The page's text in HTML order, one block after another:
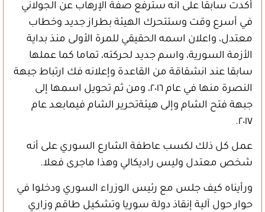
أكدت سابقا على انه سترفع صفة الإرهاب عن الجولاني
في أسرع وقت وستتحرك الهيئة بطراز جديد وخطاب
معتدل، واعلان اسمه الحقيقي للمرة الأولى منذ بداية
الأزمة السورية، واسم جديد لحركته، تماما كما عملها
سابقا عند انشقاقة من القاعدة وإعلانه فك ارتباط جبهة
النصرة منها في عام ٢٠١٦، ومن ثم تحويل اسمها إلى
جبهة فتح الشام وإلى هيئةتحرير الشام فيمابعد عام
٢٠١٧.
عمل كل ذلك لكسب عاطفة الشارع السوري على أنه
شخص معتدل وليس راديكالي وهذا ماجرى فعلا.
ورأيناه كيف جلس مع رئيس الوزراء السوري ودخلوا في
حوار حول آلية إنقاذ دولة سوريا وتشكيل طاقم وزاري